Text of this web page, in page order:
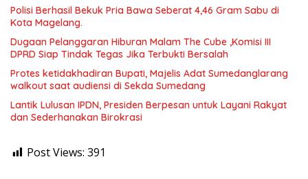
Polisi Berhasil Bekuk Pria Bawa Seberat 4,46 Gram Sabu di
Kota Magelang.
Dugaan Pelanggaran Hiburan Malam The Cube ,Komisi III
DPRD Siap Tindak Tegas Jika Terbukti Bersalah
Protes ketidakhadiran Bupati, Majelis Adat Sumedanglarang
walkout saat audiensi di Sekda Sumedang
Lantik Lulusan IPDN, Presiden Berpesan untuk Layani Rakyat
dan Sederhanakan Birokrasi
Post Views: 391